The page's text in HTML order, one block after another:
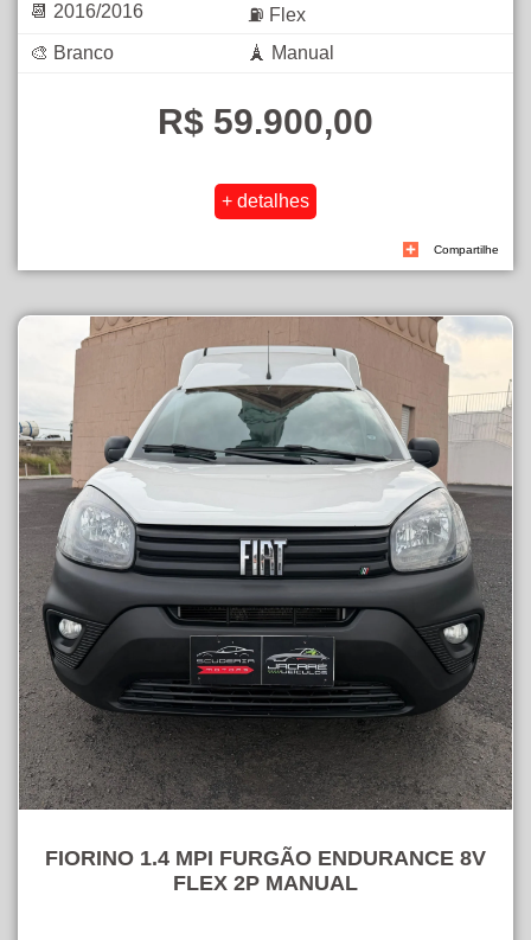
📆 2016/2016
⛽ Flex
🎨 Branco
🗼 Manual
R$ 59.900,00
Compartilhe
FIORINO 1.4 MPI FURGÃO ENDURANCE 8V
FLEX 2P MANUAL